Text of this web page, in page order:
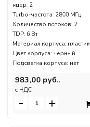
ядер: 2
Turbo-частота: 2800 МГц
Количество потоков: 2
TDP: 6 Вт
Материал корпуса: пластик
Цвет корпуса: черный
Подсветка корпуса: нет
983,00 руб..
c НДС
- +